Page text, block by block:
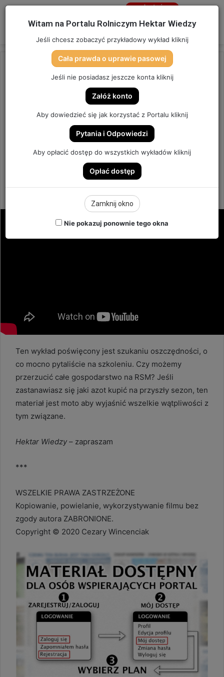
Menu
Jesteś
Strona główna/OSTATNIO DODANE
RSM JAKO JEDYNY AZOT W
GOSPODARSTWIE? | ODCINEK
149
an
Ten wykład poświęcony jest szukaniu oszczędności, o
co mocno pytaliście na szkoleniu. Czy możemy
przerzucić całe gospodarstwo na RSM? Jeśli
zastanawiasz się jaki azot kupić na przyszły sezon, ten
materiał jest moto aby wyjaśnić wszelkie wątpliwości z
tym związane.
Hektar Wiedzy – zapraszam
***
WSZELKIE PRAWA ZASTRZEŻONE
Kopiowanie, powielanie, wykorzystywanie filmu bez
zgody autora ZABRONIONE.
Copyright © 2020 Cezary Wincenciak
Witam na Portalu Rolniczym Hektar Wiedzy
Jeśli chcesz zobaczyć przykładowy wykład kliknij
Cała prawda o uprawie pasowej
Jeśli nie posiadasz jeszcze konta kliknij
Załóż konto
Aby dowiedzieć się jak korzystać z Portalu kliknij
Pytania i Odpowiedzi
Aby opłacić dostęp do wszystkich wykładów kliknij
Opłać dostęp
Zamknij okno
Nie pokazuj ponownie tego okna